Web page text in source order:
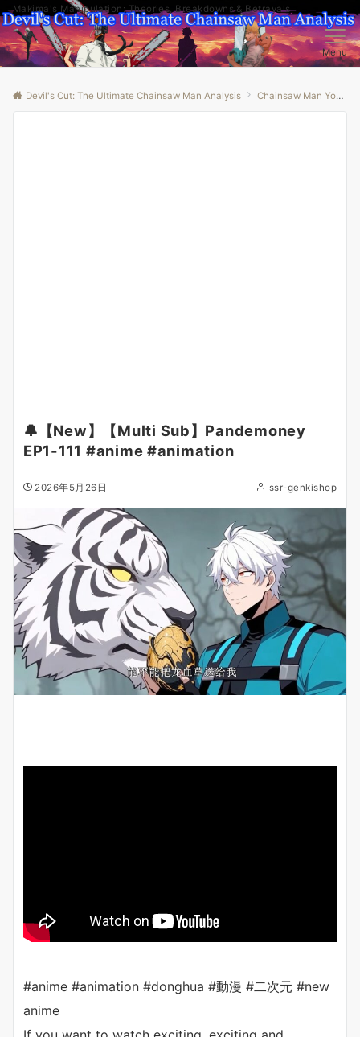
Makima's Manipulation: Theories, Breakdowns & Betrayals
Menu
Devil's Cut: The Ultimate Chainsaw Man Analysis Chainsaw Man Youtube
🔔【New】【Multi Sub】Pandemoney
EP1-111 #anime #animation
2026年5月26日 ssr-genkishop
#anime #animation #donghua #動漫 #二次元 #new
anime